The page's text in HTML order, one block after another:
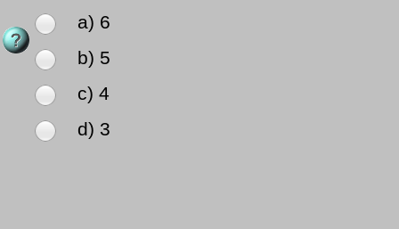
a) 6
b) 5
c) 4
d) 3